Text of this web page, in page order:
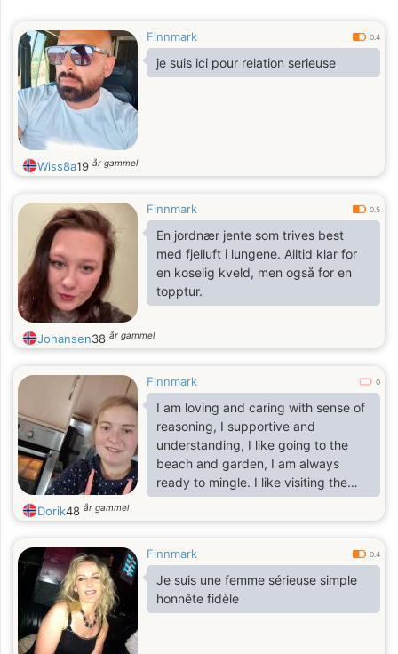
Finnmark 0.4
je suis ici pour relation serieuse
Wiss8a19 år gammel
Finnmark 0.5
En jordnær jente som trives best
med fjelluft i lungene. Alltid klar for
en koselig kveld, men også for en
topptur.
Johansen38 år gammel
Finnmark 0
I am loving and caring with sense of
reasoning, I supportive and
understanding, I like going to the
beach and garden, I am always
ready to mingle. I like visiting the
less privileges and elderly ones.
Dorik48 år gammel
Finnmark 0.4
Je suis une femme sérieuse simple
honnête fidèle